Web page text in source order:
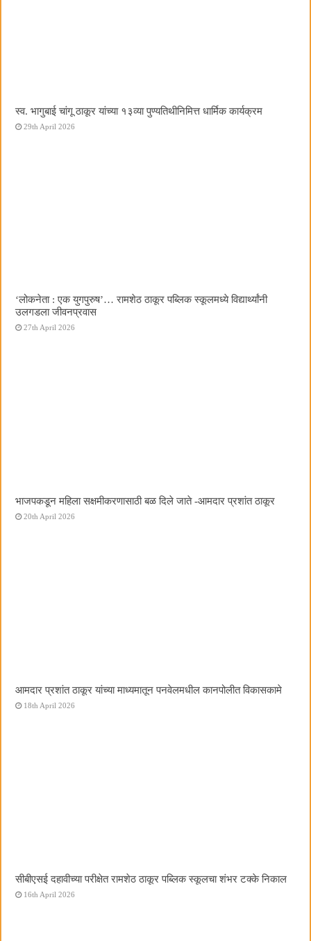
स्व. भागुबाई चांगू ठाकूर यांच्या १३व्या पुण्यतिथीनिमित्त धार्मिक कार्यक्रम
29th April 2026
‌‘लोकनेता : एक युगपुरुष‌’… रामशेठ ठाकूर पब्लिक स्कूलमध्ये विद्यार्थ्यांनी
उलगडला जीवनप्रवास
27th April 2026
भाजपकडून महिला सक्षमीकरणासाठी बळ दिले जाते -आमदार प्रशांत ठाकूर
20th April 2026
आमदार प्रशांत ठाकूर यांच्या माध्यमातून पनवेलमधील कानपोलीत विकासकामे
18th April 2026
सीबीएसई दहावीच्या परीक्षेत रामशेठ ठाकूर पब्लिक स्कूलचा शंभर टक्के निकाल
16th April 2026